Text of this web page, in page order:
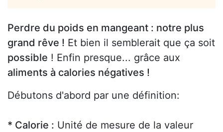
Perdre du poids en mangeant : notre plus
grand rêve ! Et bien il semblerait que ça soit
possible ! Enfin presque... grâce aux
aliments à calories négatives !
Débutons d'abord par une définition:
* Calorie : Unité de mesure de la valeur